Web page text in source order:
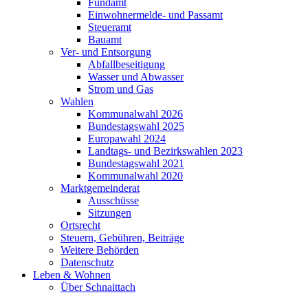
Fundamt
Einwohnermelde- und Passamt
Steueramt
Bauamt
Ver- und Entsorgung
Abfallbeseitigung
Wasser und Abwasser
Strom und Gas
Wahlen
Kommunalwahl 2026
Bundestagswahl 2025
Europawahl 2024
Landtags- und Bezirkswahlen 2023
Bundestagswahl 2021
Kommunalwahl 2020
Marktgemeinderat
Ausschüsse
Sitzungen
Ortsrecht
Steuern, Gebühren, Beiträge
Weitere Behörden
Datenschutz
Leben & Wohnen
Über Schnaittach